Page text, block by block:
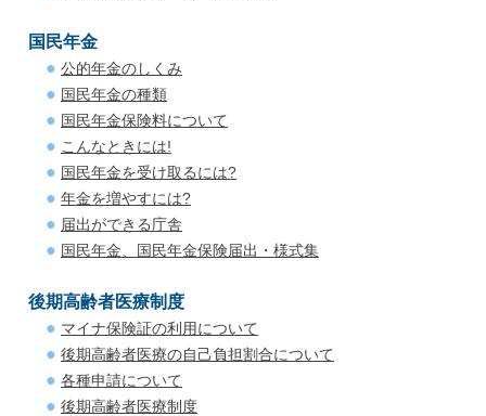
国民年金
公的年金のしくみ
国民年金の種類
国民年金保険料について
こんなときには!
国民年金を受け取るには?
年金を増やすには?
届出ができる庁舎
国民年金、国民年金保険届出・様式集
後期高齢者医療制度
マイナ保険証の利用について
後期高齢者医療の自己負担割合について
各種申請について
後期高齢者医療制度